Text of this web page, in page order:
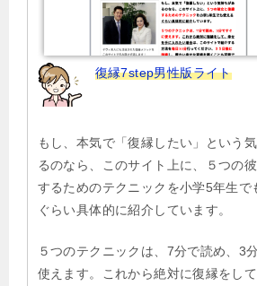
復縁7step男性版ライト
もし、本気で「復縁したい」という
るのなら、このサイト上に、５つの
するためのテクニックを小学5年生で
ぐらい具体的に紹介しています。
５つのテクニックは、7分で読め、3
使えます。これから絶対に復縁をし